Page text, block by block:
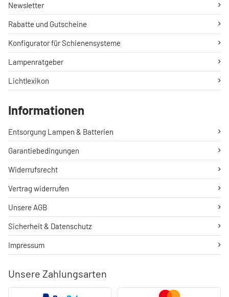
Unsere Zahlungsarten
Newsletter
Rabatte und Gutscheine
Konfigurator für Schienensysteme
Lampenratgeber
Lichtlexikon
Informationen
Entsorgung Lampen & Batterien
Garantiebedingungen
Widerrufsrecht
Vertrag widerrufen
Unsere AGB
Sicherheit & Datenschutz
Impressum